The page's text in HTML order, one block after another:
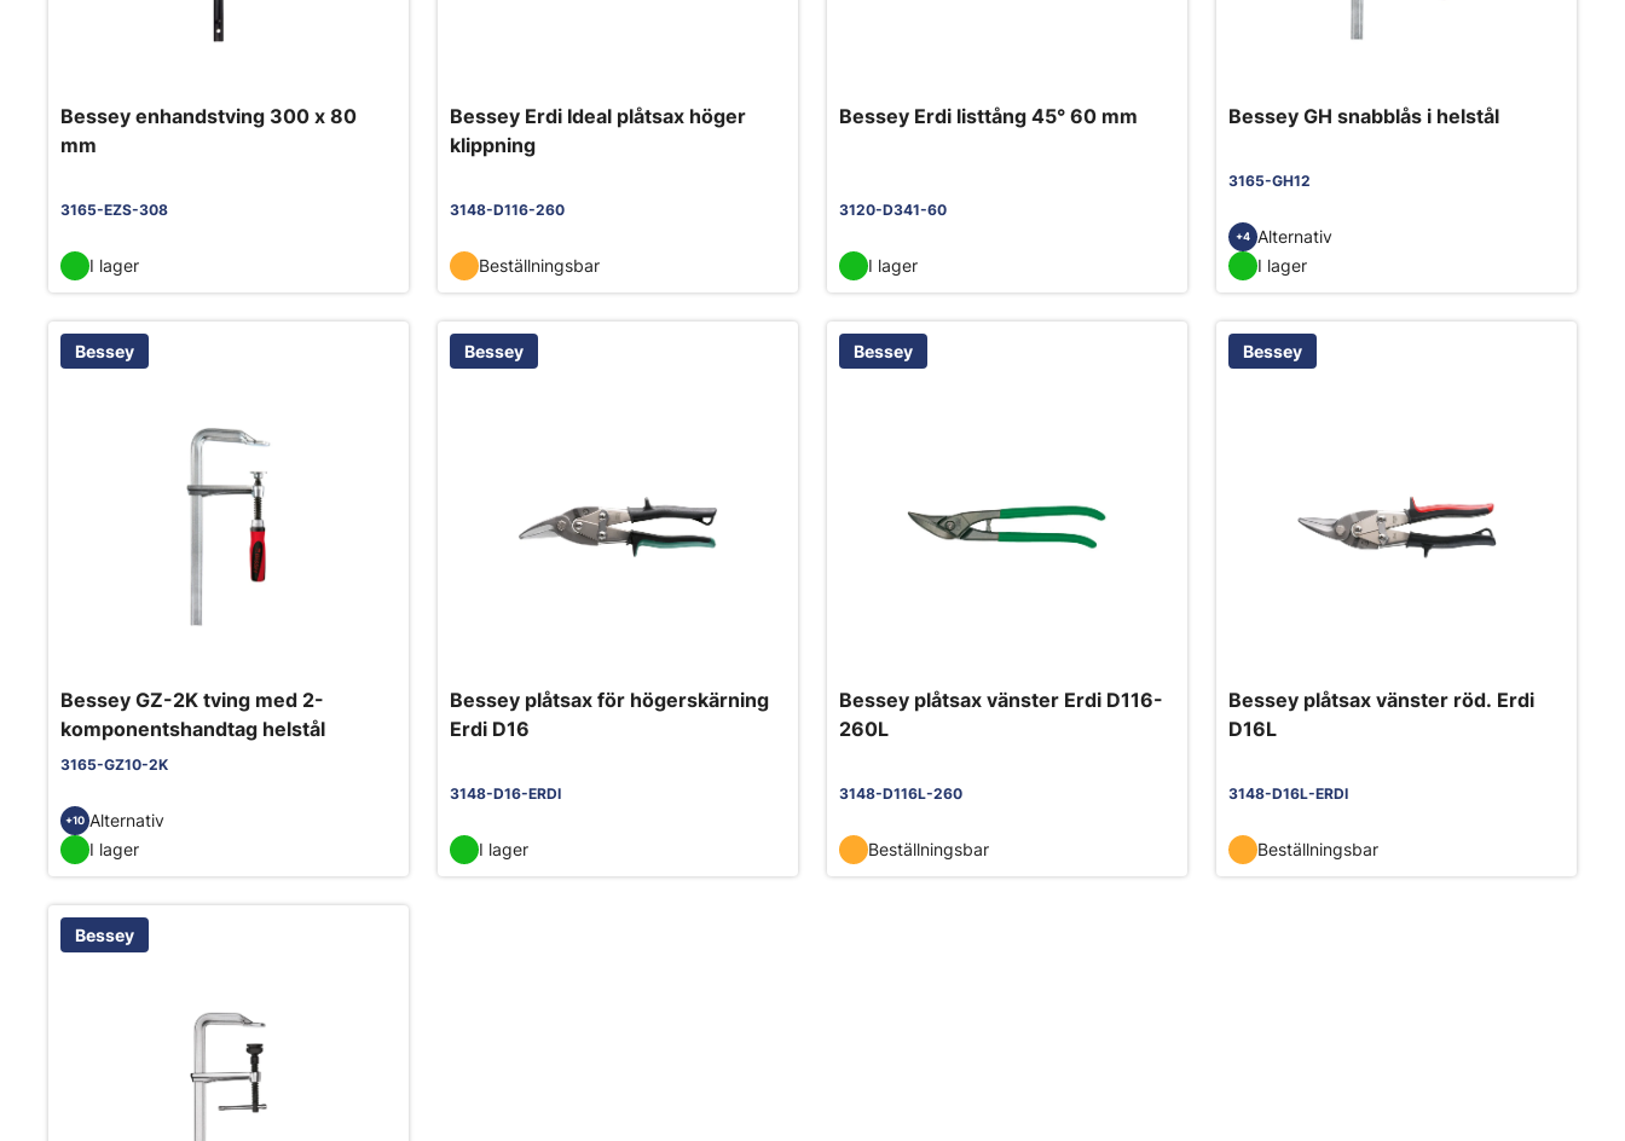
Bessey enhandstving 300 x 80
mm
3165-EZS-308
I lager
Bessey Erdi Ideal plåtsax höger
klippning
3148-D116-260
Beställningsbar
Bessey Erdi listtång 45° 60 mm
3120-D341-60
I lager
Bessey GH snabblås i helstål
3165-GH12
+4
Alternativ
I lager
Bessey
Bessey GZ-2K tving med 2-
komponentshandtag helstål
3165-GZ10-2K
+10 Alternativ
I lager
Bessey
Bessey plåtsax för högerskärning
Erdi D16
3148-D16-ERDI
I lager
Bessey
Bessey plåtsax vänster Erdi D116-
260L
3148-D116L-260
Beställningsbar
Bessey
Bessey plåtsax vänster röd. Erdi
D16L
3148-D16L-ERDI
Beställningsbar
Bessey